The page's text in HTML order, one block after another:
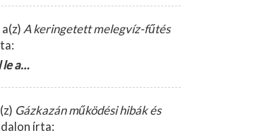
a(z) A keringetett melegvíz-fűtés
le a…
Gázkazán működési hibák és
írta: